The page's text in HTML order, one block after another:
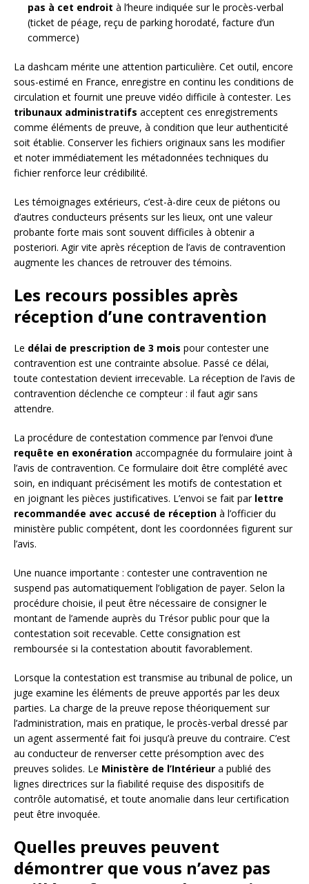
pas à cet endroit à l’heure indiquée sur le procès-verbal
(ticket de péage, reçu de parking horodaté, facture d’un
commerce)
La dashcam mérite une attention particulière. Cet outil, encore
sous-estimé en France, enregistre en continu les conditions de
circulation et fournit une preuve vidéo difficile à contester. Les
tribunaux administratifs acceptent ces enregistrements
comme éléments de preuve, à condition que leur authenticité
soit établie. Conserver les fichiers originaux sans les modifier
et noter immédiatement les métadonnées techniques du
fichier renforce leur crédibilité.
Les témoignages extérieurs, c’est-à-dire ceux de piétons ou
d’autres conducteurs présents sur les lieux, ont une valeur
probante forte mais sont souvent difficiles à obtenir a
posteriori. Agir vite après réception de l’avis de contravention
augmente les chances de retrouver des témoins.
Les recours possibles après
réception d’une contravention
Le délai de prescription de 3 mois pour contester une
contravention est une contrainte absolue. Passé ce délai,
toute contestation devient irrecevable. La réception de l’avis de
contravention déclenche ce compteur : il faut agir sans
attendre.
La procédure de contestation commence par l’envoi d’une
requête en exonération accompagnée du formulaire joint à
l’avis de contravention. Ce formulaire doit être complété avec
soin, en indiquant précisément les motifs de contestation et
en joignant les pièces justificatives. L’envoi se fait par lettre
recommandée avec accusé de réception à l’officier du
ministère public compétent, dont les coordonnées figurent sur
l’avis.
Une nuance importante : contester une contravention ne
suspend pas automatiquement l’obligation de payer. Selon la
procédure choisie, il peut être nécessaire de consigner le
montant de l’amende auprès du Trésor public pour que la
contestation soit recevable. Cette consignation est
remboursée si la contestation aboutit favorablement.
Lorsque la contestation est transmise au tribunal de police, un
juge examine les éléments de preuve apportés par les deux
parties. La charge de la preuve repose théoriquement sur
l’administration, mais en pratique, le procès-verbal dressé par
un agent assermenté fait foi jusqu’à preuve du contraire. C’est
au conducteur de renverser cette présomption avec des
preuves solides. Le Ministère de l’Intérieur a publié des
lignes directrices sur la fiabilité requise des dispositifs de
contrôle automatisé, et toute anomalie dans leur certification
peut être invoquée.
Quelles preuves peuvent
démontrer que vous n’avez pas